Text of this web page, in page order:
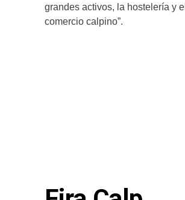
grandes activos, la hostelería y el
comercio calpino”.